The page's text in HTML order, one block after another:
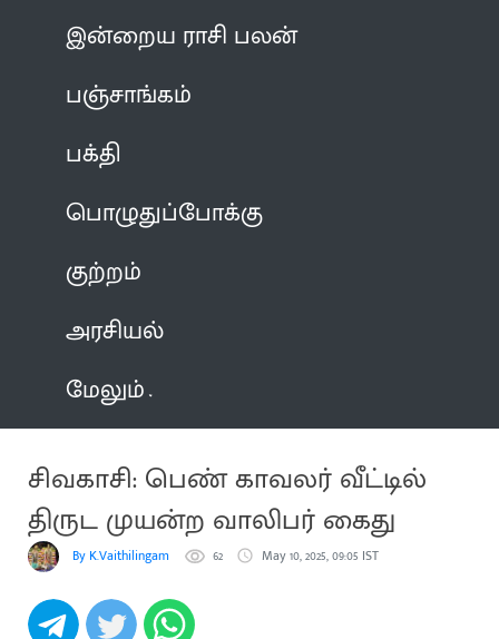
இன்றைய ராசி பலன்
பஞ்சாங்கம்
பக்தி
பொழுதுப்போக்கு
குற்றம்
அரசியல்
மேலும்
சிவகாசி: பெண் காவலர் வீட்டில்
திருட முயன்ற வாலிபர் கைது
By K.Vaithilingam 62 May 10, 2025, 09:05 IST